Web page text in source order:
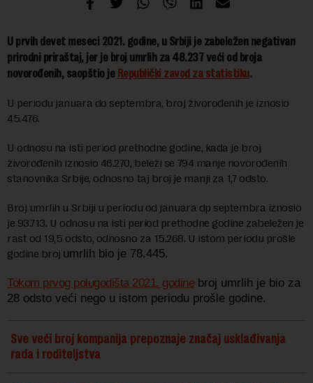
U prvih devet meseci 2021. godine, u Srbiji je zabeležen negativan
prirodni priraštaj, jer je broj umrlih za 48.237 veći od broja
novorođenih, saopštio je Republički zavod za statistiku.
U periodu januara do septembra, broj živorođenih je iznosio
45.476.
U odnosu na isti period prethodne godine, kada je broj
živorođenih iznosio 46.270, beleži se 794 manje novorođenih
stanovnika Srbije, odnosno taj broj je manji za 1,7 odsto.
Broj umrlih u Srbiji u periodu od januara dp septembra iznosio
je 93.713. U odnosu na isti period prethodne godine zabeležen je
rast od 19,5 odsto, odnosno za 15.268. U istom periodu prošle
godine broj umrlih bio je 78.445.
Tokom prvog polugodišta 2021. godinebroj umrlih je bio za
28 odsto veći nego u istom periodu prošle godine.
Sve veći broj kompanija prepoznaje značaj usklađivanja
rada i roditeljstva